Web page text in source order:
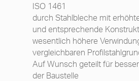
ISO 1461
durch Stahlbleche mit
und entsprechende
wesentlich höhere
vergleichbaren
Auf Wunsch geteilt für
der Baustelle